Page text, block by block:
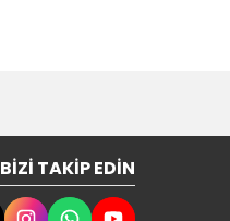
BIZI TAKIP EDIN